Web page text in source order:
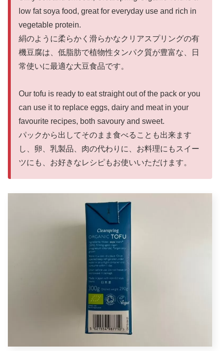
low fat soya food, great for everyday use and rich in
vegetable protein.
絹のように柔らかく滑らかなクリアスプリングの有
機豆腐は、低脂肪で植物性タンパク質が豊富な、日
常使いに最適な大豆食品です。
Our tofu is ready to eat straight out of the pack or you
can use it to replace eggs, dairy and meat in your
favourite recipes, both savoury and sweet.
パックから出してそのまま食べることも出来ます
し、卵、乳製品、肉の代わりに、お料理にもスイー
ツにも、お好きなレシピもお使いいただけます。